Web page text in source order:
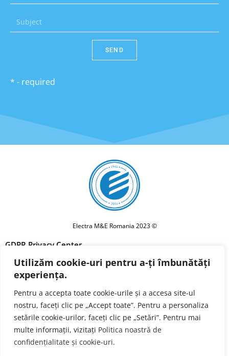
Utilizăm cookie-uri pentru a-ți îmbunătăți
experiența.
Pentru a accepta toate cookie-urile și a accesa site-ul
nostru, faceți clic pe „Accept toate”. Pentru a personaliza
setările cookie-urilor, faceți clic pe „Setări”. Pentru mai
multe informații, vizitați Politica noastră de
confidențialitate și cookie-uri.
SEND
* - required
Electra M&E Romania 2023 ©
GDPR Privacy Center
Privacy policy
Cookie Policy
Terms and conditions
Forget Me